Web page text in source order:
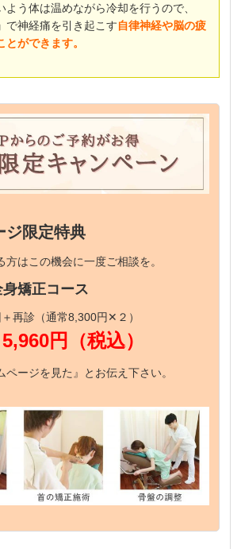
よう体は温めながら冷却を行うので、
で神経痛を引き起こす自律神経や脳の疲
とができます。
ジ限定特典
方はこの機会に一度ご相談を。
矯正コース
再診（通常8,300円✕２）
円（税込）
ページを見た』とお伝え下さい。